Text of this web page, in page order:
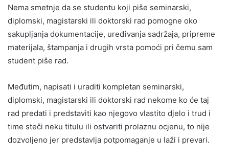
Nema smetnje da se studentu koji piše seminarski,
diplomski, magistarski ili doktorski rad pomogne oko
sakupljanja dokumentacije, uređivanja sadržaja, pripreme
materijala, štampanja i drugih vrsta pomoći pri čemu sam
student piše rad.
Međutim, napisati i uraditi kompletan seminarski,
diplomski, magistarski ili doktorski rad nekome ko će taj
rad predati i predstaviti kao njegovo vlastito djelo i trud i
time steči neku titulu ili ostvariti prolaznu ocjenu, to nije
dozvoljeno jer predstavlja potpomaganje u laži i prevari.